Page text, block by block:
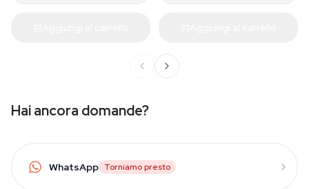
Hai ancora domande?
WhatsApp Torniamo presto